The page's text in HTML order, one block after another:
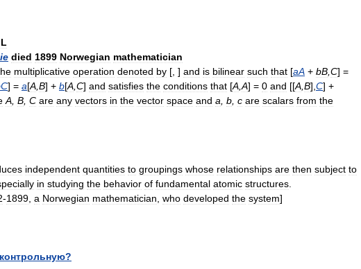
L
died 1899 Norwegian mathematician
multiplicative operation denoted by [, ] and is bilinear such that [aA + bB C] =
] = a[A B] + b[A C] and satisfies the conditions that [A A] = 0 and [[A B], C] +
A B C are any vectors in the vector space and a b c are scalars from the
independent quantities to groupings whose relationships are then subject to
in studying the behavior of fundamental atomic structures
-1899 a Norwegian mathematician who developed the system]